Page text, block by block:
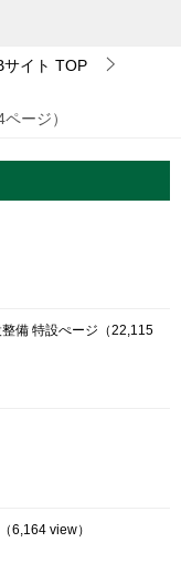
イト TOP
ージ）
備 特設ぺージ （22,115
（6,164 view）